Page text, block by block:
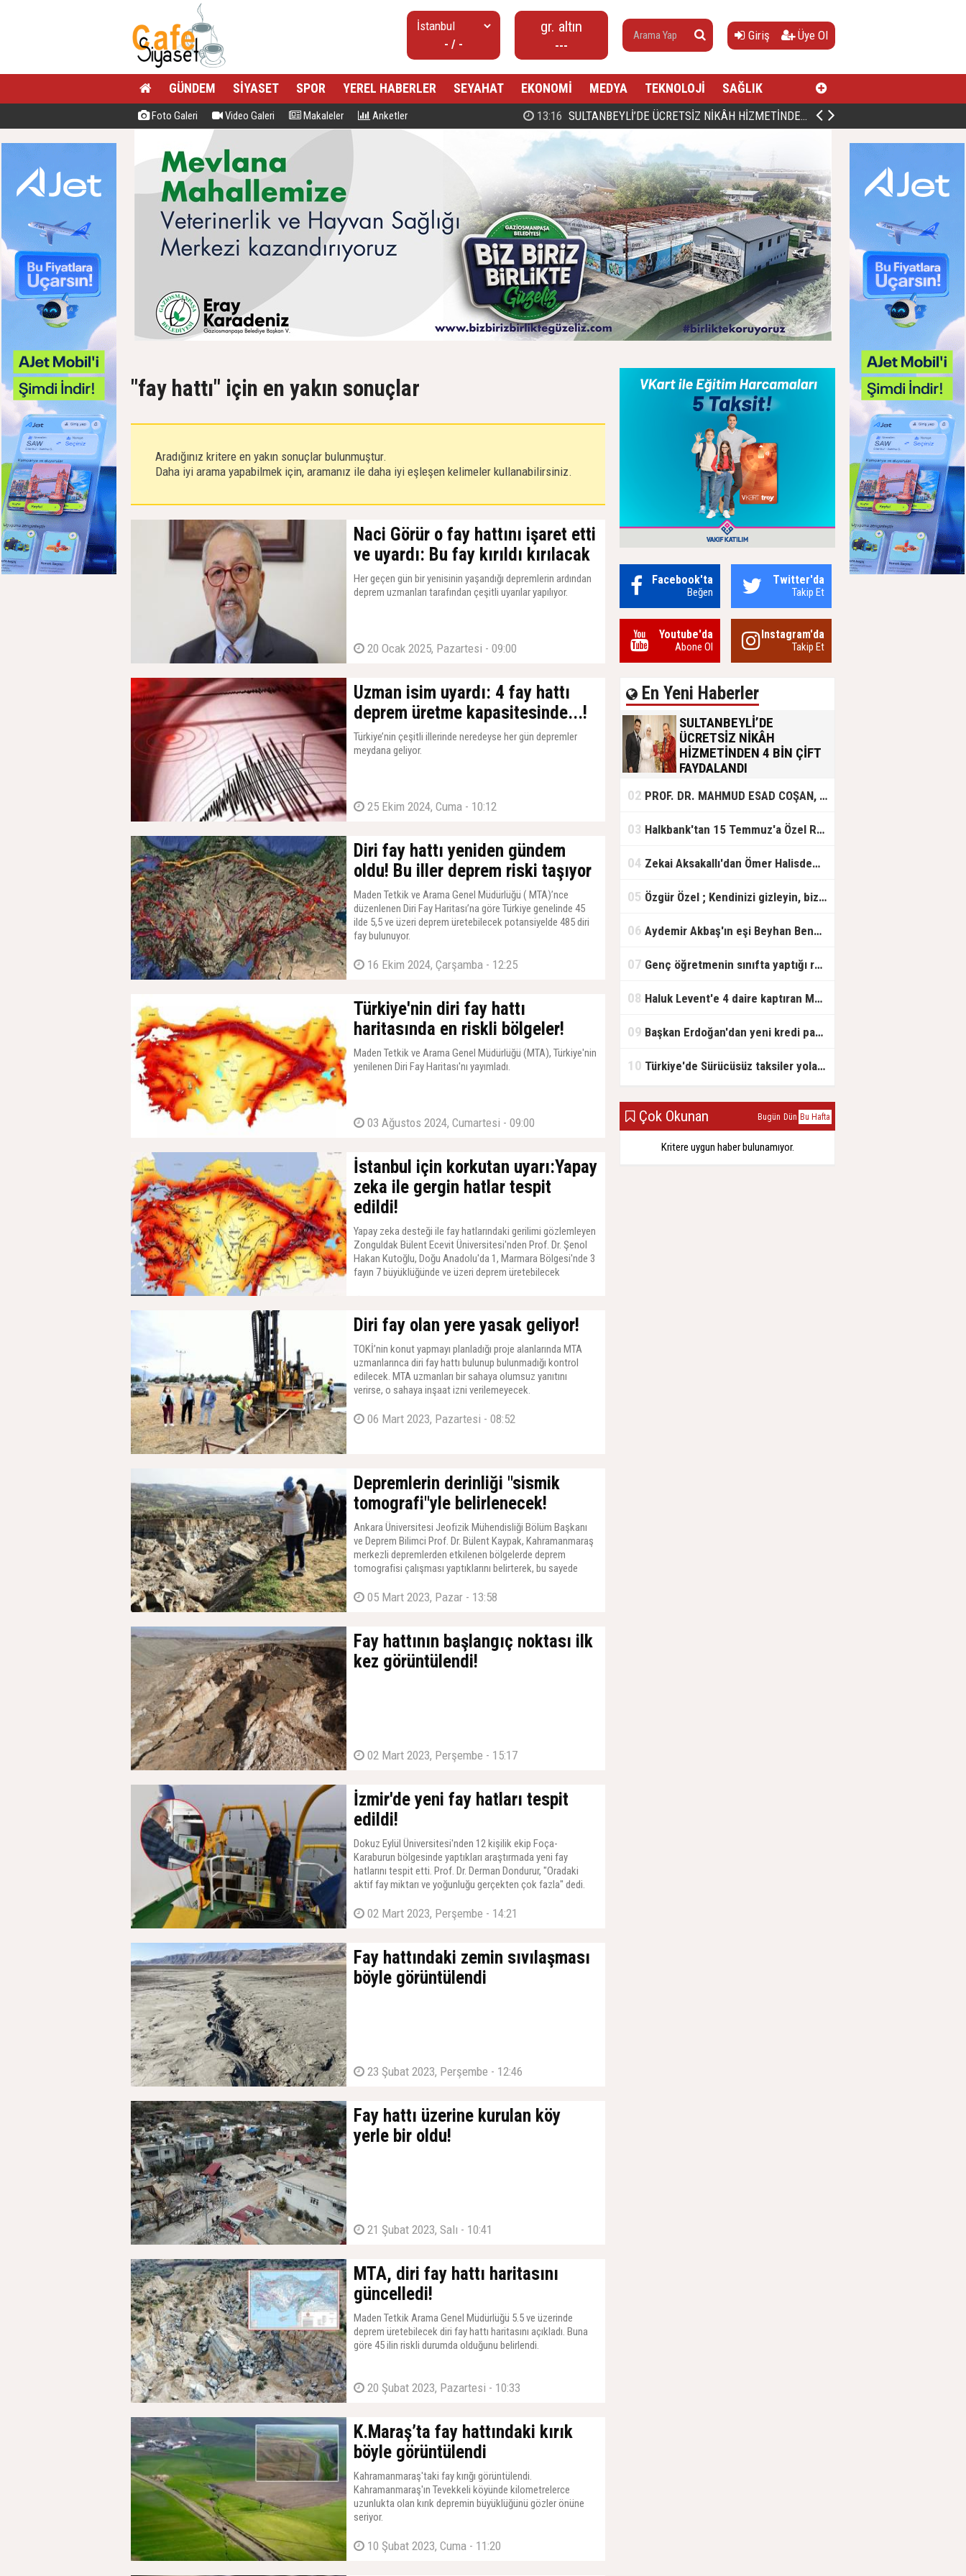
- / -
gr. altın
---
Giriş Üye Ol
GÜNDEM SİYASET SPOR YEREL HABERLER SEYAHAT EKONOMİ MEDYA TEKNOLOJİ SAĞLIK
Foto Galeri Video Galeri Makaleler Anketler 00:27 PROF. DR. MAHMUD ESAD COŞAN, DOĞUMUNUN HİCRÎ 91. YILINDA ELAZIĞ'DA YÂD EDİLECEK
"fay hattı" için en yakın sonuçlar
Aradığınız kritere en yakın sonuçlar bulunmuştur.
Daha iyi arama yapabilmek için, aramanız ile daha iyi eşleşen kelimeler kullanabilirsiniz.
Naci Görür o fay hattını işaret etti
ve uyardı: Bu fay kırıldı kırılacak
Her geçen gün bir yenisinin yaşandığı depremlerin ardından
deprem uzmanları tarafından çeşitli uyarılar yapılıyor.
20 Ocak 2025, Pazartesi - 09:00
Uzman isim uyardı: 4 fay hattı
deprem üretme kapasitesinde...!
Türkiye’nin çeşitli illerinde neredeyse her gün depremler
meydana geliyor.
25 Ekim 2024, Cuma - 10:12
Diri fay hattı yeniden gündem
oldu! Bu iller deprem riski taşıyor
Maden Tetkik ve Arama Genel Müdürlüğü ( MTA)’nce
düzenlenen Diri Fay Haritası’na göre Türkiye genelinde 45
ilde 5,5 ve üzeri deprem üretebilecek potansiyelde 485 diri
fay bulunuyor.
16 Ekim 2024, Çarşamba - 12:25
Türkiye'nin diri fay hattı
haritasında en riskli bölgeler!
Maden Tetkik ve Arama Genel Müdürlüğü (MTA), Türkiye'nin
yenilenen Diri Fay Haritası'nı yayımladı.
03 Ağustos 2024, Cumartesi - 09:00
İstanbul için korkutan uyarı:Yapay
zeka ile gergin hatlar tespit
edildi!
Yapay zeka desteği ile fay hatlarındaki gerilimi gözlemleyen
Zonguldak Bülent Ecevit Üniversitesi'nden Prof. Dr. Şenol
Hakan Kutoğlu, Doğu Anadolu'da 1, Marmara Bölgesi'nde 3
fayın 7 büyüklüğünde ve üzeri deprem üretebilecek
Diri fay olan yere yasak geliyor!
TOKİ’nin konut yapmayı planladığı proje alanlarında MTA
uzmanlarınca diri fay hattı bulunup bulunmadığı kontrol
edilecek. MTA uzmanları bir sahaya olumsuz yanıtını
verirse, o sahaya inşaat izni verilemeyecek.
06 Mart 2023, Pazartesi - 08:52
Depremlerin derinliği "sismik
tomografi"yle belirlenecek!
Ankara Üniversitesi Jeofizik Mühendisliği Bölüm Başkanı
ve Deprem Bilimci Prof. Dr. Bülent Kaypak, Kahramanmaraş
merkezli depremlerden etkilenen bölgelerde deprem
tomografisi çalışması yaptıklarını belirterek, bu sayede
konumlarının tam olarak hesaplanabileceğini belirtildi.
05 Mart 2023, Pazar - 13:58
Fay hattının başlangıç noktası ilk
kez görüntülendi!
02 Mart 2023, Perşembe - 15:17
İzmir'de yeni fay hatları tespit
edildi!
Dokuz Eylül Üniversitesi'nden 12 kişilik ekip Foça-
Karaburun bölgesinde yaptıkları araştırmada yeni fay
hatlarını tespit etti. Prof. Dr. Derman Dondurur, "Oradaki
aktif fay miktarı ve yoğunluğu gerçekten çok fazla" dedi.
02 Mart 2023, Perşembe - 14:21
Fay hattındaki zemin sıvılaşması
böyle görüntülendi
23 Şubat 2023, Perşembe - 12:46
Fay hattı üzerine kurulan köy
yerle bir oldu!
21 Şubat 2023, Salı - 10:41
MTA, diri fay hattı haritasını
güncelledi!
Maden Tetkik Arama Genel Müdürlüğü 5.5 ve üzerinde
deprem üretebilecek diri fay hattı haritasını açıkladı. Buna
göre 45 ilin riskli durumda olduğunu belirlendi.
20 Şubat 2023, Pazartesi - 10:33
K.Maraş’ta fay hattındaki kırık
böyle görüntülendi
Kahramanmaraş'taki fay kırığı görüntülendi.
Kahramanmaraş'ın Tevekkeli köyünde kilometrelerce
uzunlukta olan kırık depremin büyüklüğünü gözler önüne
seriyor.
10 Şubat 2023, Cuma - 11:20
Facebook'ta
Beğen
Twitter'da
Takip Et
Youtube'da
Abone Ol
Instagram'da
Takip Et
En Yeni Haberler
SULTANBEYLİ’DE
ÜCRETSİZ NİKÂH
HİZMETİNDEN 4 BİN ÇİFT
FAYDALANDI
olan gençlere destek amacıyla
başlattığı ücretsiz nikâh hizmetini
başlattıklarını belirten Sultanbeyli
ücretsiz hizmet vermenin
02 PROF. DR. MAHMUD ESAD COŞAN, DOĞUMUNUN HİCRÎ 91. YILINDA ELAZIĞ'DA YÂD EDİLECEK
03 Halkbank'tan 15 Temmuz'a Özel Reklam Filmi: "İrade Bizim, Zafer Bizim"
04 Zekai Aksakallı'dan Ömer Halisdemir'e 'vefa' ziyareti!
05 Özgür Özel ; Kendinizi gizleyin, bizden işaret bekleyin
06 Aydemir Akbaş'ın eşi Beyhan Benek Akbaş hayatını kaybetti
07 Genç öğretmenin sınıfta yaptığı rezil paylaşım
08 Haluk Levent'e 4 daire kaptıran Müteahhit soluğu savcılıkta aldı
09 Başkan Erdoğan'dan yeni kredi paketi müjdesi: 6 ay geri ödemesiz, 36 ay vadeli
10 Türkiye'de Sürücüsüz taksiler yola çıkmaya hazırlanıyor
Çok Okunan Bugün Dün Bu Hafta
Kritere uygun haber bulunamıyor.